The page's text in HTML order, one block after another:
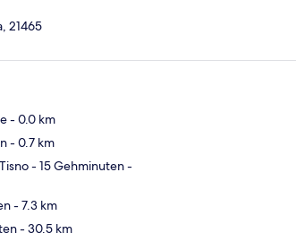
21465
- 0.0 km
- 0.7 km
- 15 Gehminuten-
- 7.3 km
- 30.5 km